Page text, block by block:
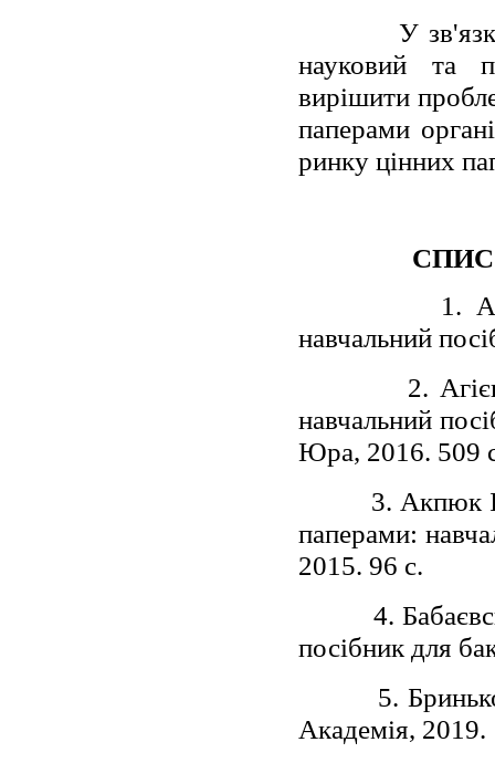
У
науковий та
вирішити
паперами
ринку цінних
1.
навчальний
2.
навчальний
Юра, 2016. 509
3. Акпюк
паперами:
2015. 96 c.
4.
посібник для
5.
Академія, 2019.